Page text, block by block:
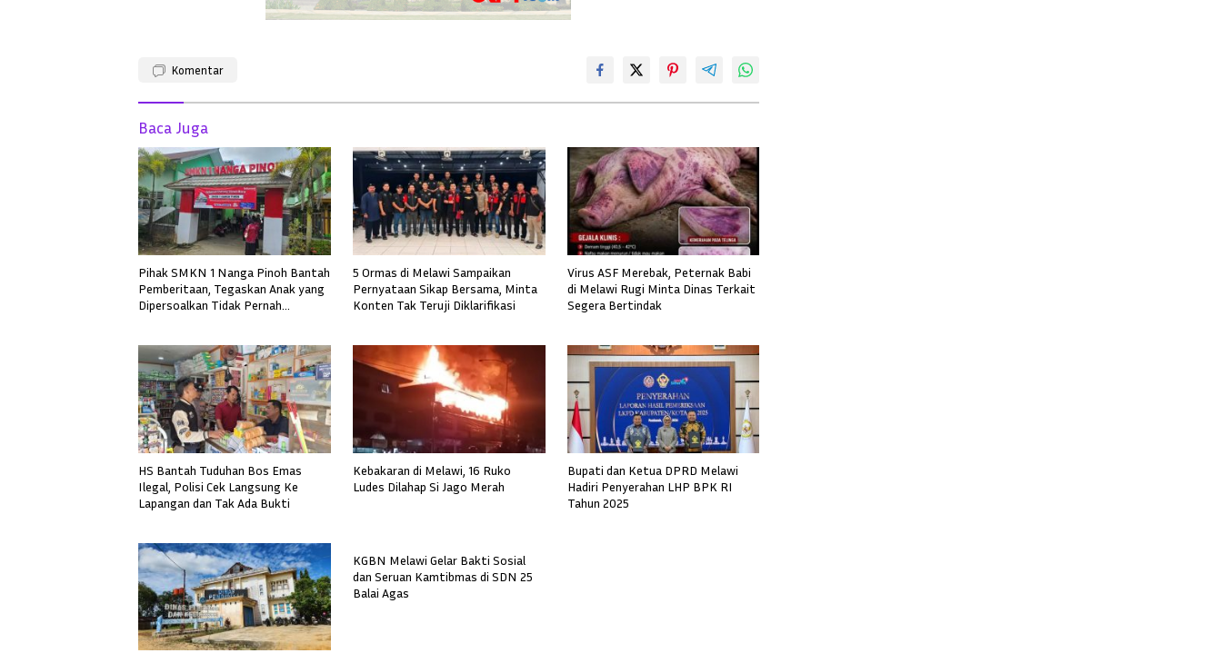
Komentar
Baca Juga
Pihak SMKN 1 Nanga Pinoh Bantah
Pemberitaan, Tegaskan Anak yang
Dipersoalkan Tidak Pernah
5 Ormas di Melawi Sampaikan
Pernyataan Sikap Bersama, Minta
Konten Tak Teruji Diklarifikasi
Virus ASF Merebak, Peternak Babi
di Melawi Rugi Minta Dinas Terkait
Segera Bertindak
HS Bantah Tuduhan Bos Emas
Ilegal, Polisi Cek Langsung Ke
Lapangan dan Tak Ada Bukti
Kebakaran di Melawi, 16 Ruko
Ludes Dilahap Si Jago Merah
Bupati dan Ketua DPRD Melawi
Hadiri Penyerahan LHP BPK RI
Tahun 2025
KGBN Melawi Gelar Bakti Sosial
dan Seruan Kamtibmas di SDN 25
Balai Agas